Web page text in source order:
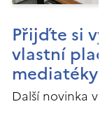
Přijďte si
vlastní
mediatéky
Další novinka v